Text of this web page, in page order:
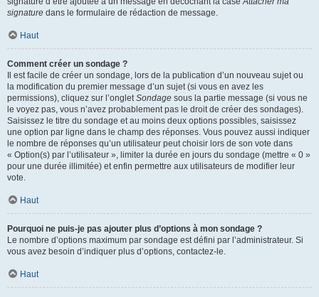
signature dans le formulaire de rédaction de message.
Haut
Comment créer un sondage ?
Il est facile de créer un sondage, lors de la publication d’un nouveau sujet ou
la modification du premier message d’un sujet (si vous en avez les
permissions), cliquez sur l’ongletSondage sous la partie message (si vous ne
le voyez pas, vous n’avez probablement pas le droit de créer des sondages).
Saisissez le titre du sondage et au moins deux options possibles, saisissez
une option par ligne dans le champ des réponses. Vous pouvez aussi indiquer
le nombre de réponses qu’un utilisateur peut choisir lors de son vote dans
« Option(s) par l’utilisateur », limiter la durée en jours du sondage (mettre « 0 »
pour une durée illimitée) et enfin permettre aux utilisateurs de modifier leur
vote.
Haut
Pourquoi ne puis-je pas ajouter plus d’options à mon sondage ?
Le nombre d’options maximum par sondage est défini par l’administrateur. Si
vous avez besoin d’indiquer plus d’options, contactez-le.
Haut